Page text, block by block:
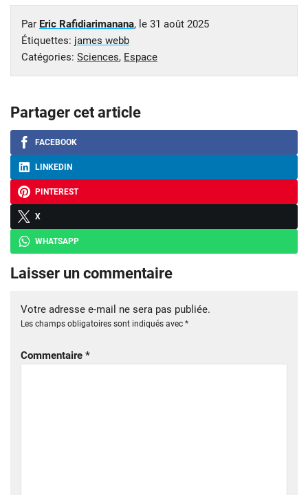
Par Eric Rafidiarimanana, le 31 août 2025
Étiquettes: james webb
Catégories: Sciences, Espace
Partager cet article
FACEBOOK
LINKEDIN
PINTEREST
X
WHATSAPP
Laisser un commentaire
Votre adresse e-mail ne sera pas publiée.
Les champs obligatoires sont indiqués avec *
Commentaire *